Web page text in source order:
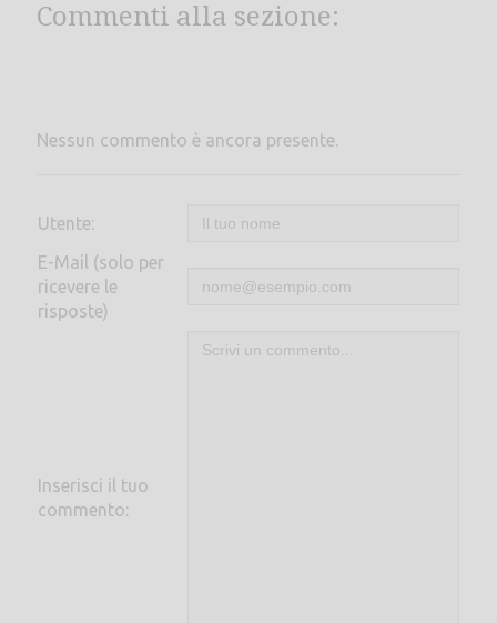
Commenti alla sezione:
Nessun commento è ancora presente.
Utente:
E-Mail (solo per
ricevere le
risposte)
Inserisci il tuo
commento: